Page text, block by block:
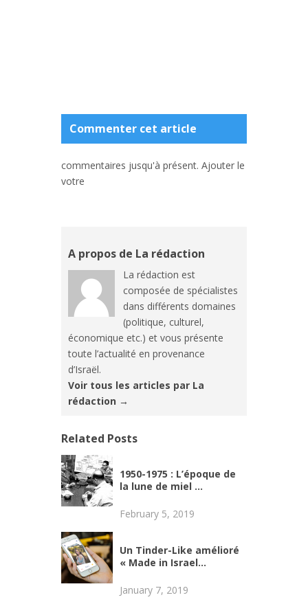
Commenter cet article
commentaires jusqu'à présent. Ajouter le
votre
A propos de La rédaction
La rédaction est
composée de spécialistes
dans différents domaines
(politique, culturel,
économique etc.) et vous présente
toute l’actualité en provenance
d’Israël.
Voir tous les articles par La
rédaction →
Related Posts
1950-1975 : L’époque de
la lune de miel ...
February 5, 2019
Un Tinder-Like amélioré
« Made in Israel...
January 7, 2019